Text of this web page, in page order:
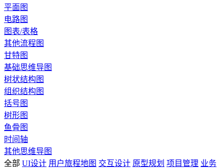
平面图
电路图
图表/表格
其他流程图
甘特图
基础思维导图
树状结构图
组织结构图
括号图
树形图
鱼骨图
时间轴
其他思维导图
全部 UI设计 用户旅程地图 交互设计 原型规划 项目管理 业务